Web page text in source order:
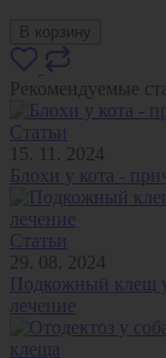
В корзину
Рекомендуемые
Статьи
15. 11. 2024
Блохи у кота -
Статьи
29. 08. 2024
Подкожный клещ
лечение